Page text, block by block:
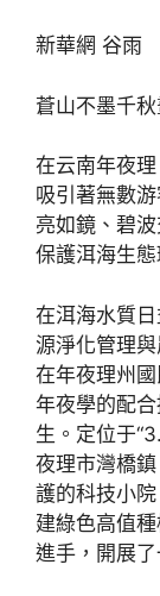
新華網 谷雨
蒼山不墨千
在云南年夜
吸引著無數
亮如鏡、碧
保護洱海生態
在洱海水質
源淨化管理
在年夜理州
年夜學的配
生。定位于
夜理市灣橋
護的科技小
建綠色高值
進手，開展了